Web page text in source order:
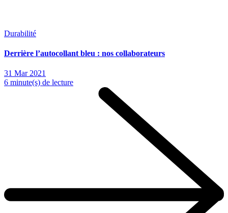
Durabilité
Derrière l’autocollant bleu : nos collaborateurs
31 Mar 2021
6 minute(s) de lecture